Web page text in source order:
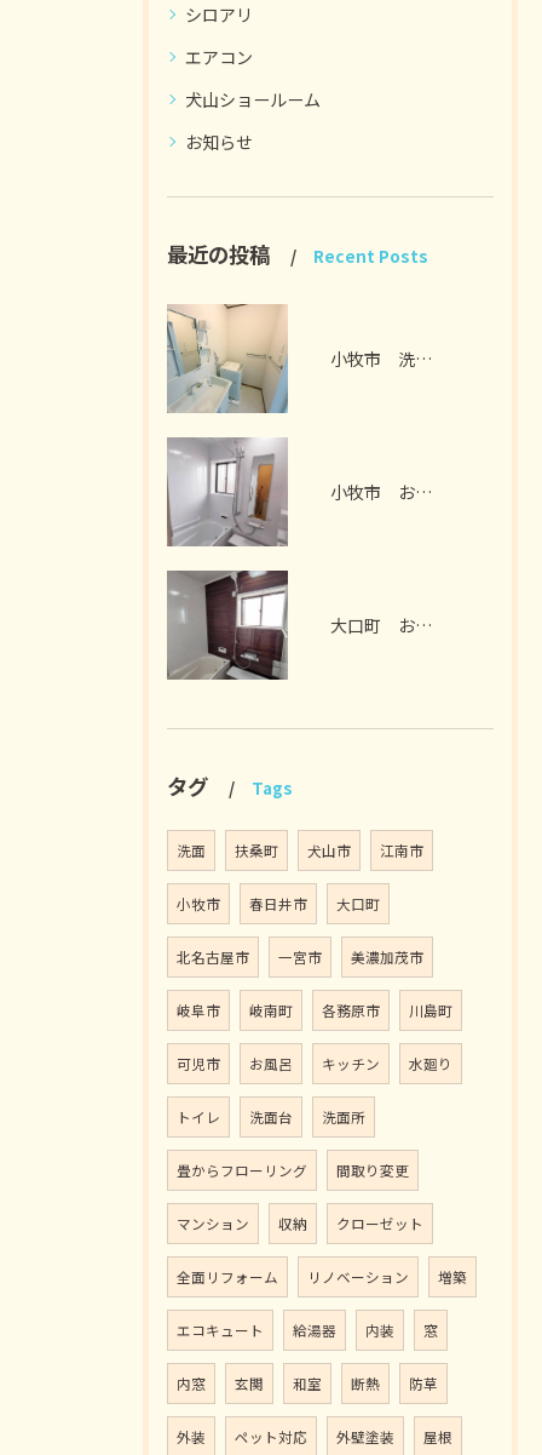
シロアリ
エアコン
犬山ショールーム
お知らせ
最近の投稿 Recent Posts
小牧市 洗面脱衣室リフォーム I様邸 2026年7月
小牧市 お風呂リフォーム I様邸 2026年7月
大口町 お風呂リフォーム M様邸 2026年7月
タグ Tags
洗面 扶桑町 犬山市 江南市
小牧市 春日井市 大口町
北名古屋市 一宮市 美濃加茂市
岐阜市 岐南町 各務原市 川島町
可児市 お風呂 キッチン 水廻り
トイレ 洗面台 洗面所
畳からフローリング 間取り変更
マンション 収納 クローゼット
全面リフォーム リノベーション 増築
エコキュート 給湯器 内装 窓
内窓 玄関 和室 断熱 防草
外装 ペット対応 外壁塗装 屋根